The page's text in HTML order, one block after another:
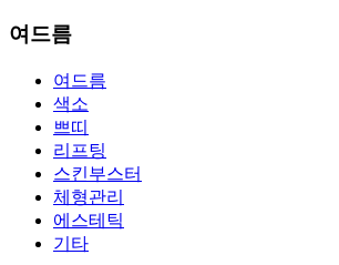
여드름
여드름
색소
쁘띠
리프팅
스킨부스터
체형관리
에스테틱
기타